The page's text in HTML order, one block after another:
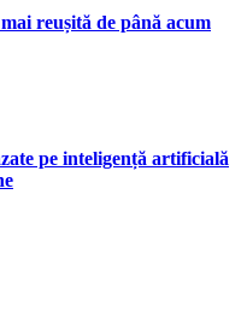
reușită de până acum
pe inteligență artificială